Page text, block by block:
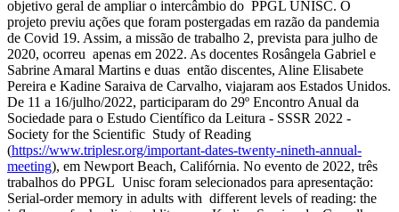
objetivo geral de ampliar o intercâmbio do PPGL UNISC. O
projeto previu ações que foram postergadas em razão da pandemia
de Covid 19. Assim, a missão de trabalho 2, prevista para julho de
2020, ocorreu apenas em 2022. As docentes Rosângela Gabriel e
Sabrine Amaral Martins e duas então discentes, Aline Elisabete
Pereira e Kadine Saraiva de Carvalho, viajaram aos Estados Unidos.
De 11 a 16/julho/2022, participaram do 29º Encontro Anual da
Sociedade para o Estudo Científico da Leitura - SSSR 2022 -
Society for the Scientific Study of Reading
(https://www.triplesr.org/important-dates-twenty-nineth-annual-
meeting), em Newport Beach, Califórnia. No evento de 2022, três
trabalhos do PPGL Unisc foram selecionados para apresentação:
Serial-order memory in adults with different levels of reading: the